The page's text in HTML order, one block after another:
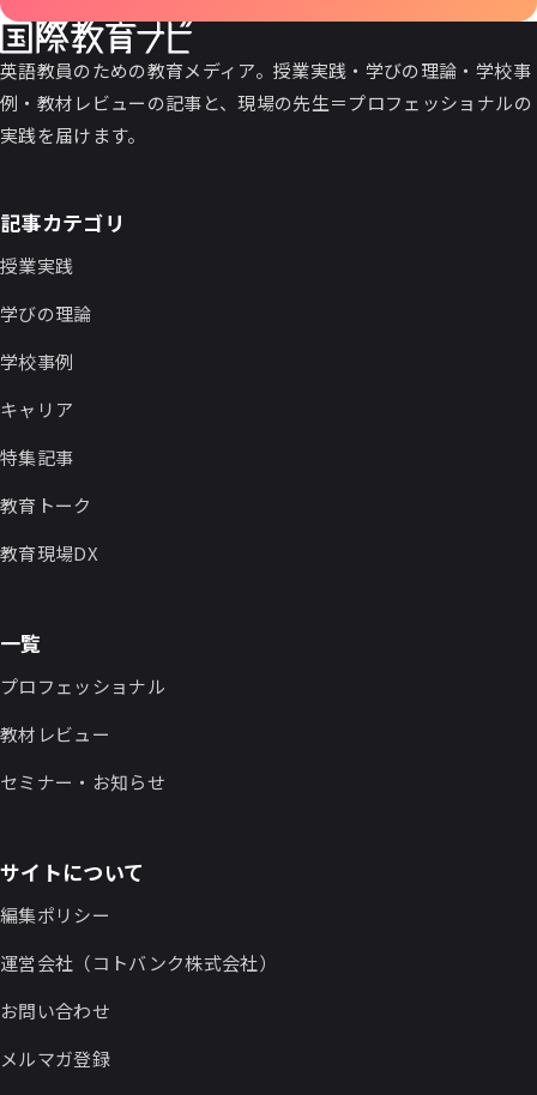
英語教員のための教育メディア。授業実践・学びの理論・学校事
例・教材レビューの記事と、現場の先生＝プロフェッショナルの
実践を届けます。
記事カテゴリ
授業実践
学びの理論
学校事例
キャリア
特集記事
教育トーク
教育現場DX
一覧
プロフェッショナル
教材レビュー
セミナー・お知らせ
サイトについて
編集ポリシー
運営会社（コトバンク株式会社）
お問い合わせ
メルマガ登録